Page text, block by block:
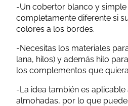
-Un cobertor blanco y
completamente diferente si
colores a los bordes.
-Necesitas los materiales
lana, hilos) y además hilo
los complementos que
-La idea también es
almohadas, por lo que